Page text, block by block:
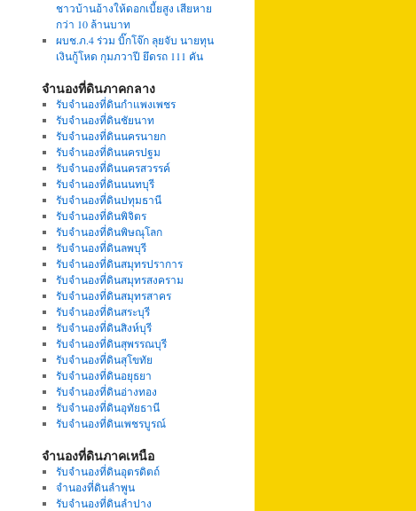
ชาวบ้านอ้างให้ดอกเบี้ยสูง เสียหาย
กว่า 10 ล้านบาท
ผบช.ภ.4 ร่วม บิ๊กโจ๊ก ลุยจับ นายทุน
เงินกู้โหด กุมภวาปี ยึดรถ 111 คัน
จำนองที่ดินภาคกลาง
รับจำนองที่ดินกำแพงเพชร
รับจำนองที่ดินชัยนาท
รับจำนองที่ดินนครนายก
รับจำนองที่ดินนครปฐม
รับจำนองที่ดินนครสวรรค์
รับจำนองที่ดินนนทบุรี
รับจำนองที่ดินปทุมธานี
รับจำนองที่ดินพิจิตร
รับจำนองที่ดินพิษณุโลก
รับจำนองที่ดินลพบุรี
รับจำนองที่ดินสมุทรปราการ
รับจำนองที่ดินสมุทรสงคราม
รับจำนองที่ดินสมุทรสาคร
รับจำนองที่ดินสระบุรี
รับจำนองที่ดินสิงห์บุรี
รับจำนองที่ดินสุพรรณบุรี
รับจำนองที่ดินสุโขทัย
รับจำนองที่ดินอยุธยา
รับจำนองที่ดินอ่างทอง
รับจำนองที่ดินอุทัยธานี
รับจำนองที่ดินเพชรบูรณ์
จำนองที่ดินภาคเหนือ
รับจำนองที่ดินอุตรดิตถ์
จำนองที่ดินลำพูน
รับจำนองที่ดินลำปาง